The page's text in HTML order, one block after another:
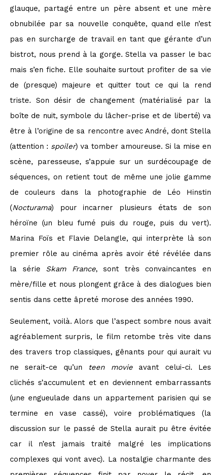
glauque, partagé entre un père absent et une mère
obnubilée par sa nouvelle conquête, quand elle n’est
pas en surcharge de travail en tant que gérante d’un
bistrot, nous prend à la gorge. Stella va passer le bac
mais s’en fiche. Elle souhaite surtout profiter de sa vie
de (presque) majeure et quitter tout ce qui la rend
triste. Son désir de changement (matérialisé par la
boîte de nuit, symbole du lâcher-prise et de liberté) va
être à l’origine de sa rencontre avec André, dont Stella
(attention : spoiler) va tomber amoureuse. Si la mise en
scène, paresseuse, s’appuie sur un surdécoupage de
séquences, on retient tout de même une jolie gamme
de couleurs dans la photographie de Léo Hinstin
(Nocturama) pour incarner plusieurs états de son
héroïne (un bleu fumé puis du rouge, puis du vert).
Marina Foïs et Flavie Delangle, qui interprète là son
premier rôle au cinéma après avoir été révélée dans
la série Skam France, sont très convaincantes en
mère/fille et nous plongent grâce à des dialogues bien
sentis dans cette âpreté morose des années 1990.
Seulement, voilà. Alors que l’aspect sombre nous avait
agréablement surpris, le film retombe très vite dans
des travers trop classiques, gênants pour qui aurait vu
ne serait-ce qu’un teen movieavant celui-ci. Les
clichés s’accumulent et en deviennent embarrassants
(une engueulade dans un appartement parisien qui se
termine en vase cassé), voire problématiques (la
discussion sur le passé de Stella aurait pu être évitée
car il n’est jamais traité malgré les implications
complexes qui vont avec). La nostalgie charmante des